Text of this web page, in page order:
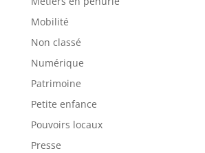
Mobilité
Non classé
Numérique
Patrimoine
Petite enfance
Pouvoirs locaux
Presse